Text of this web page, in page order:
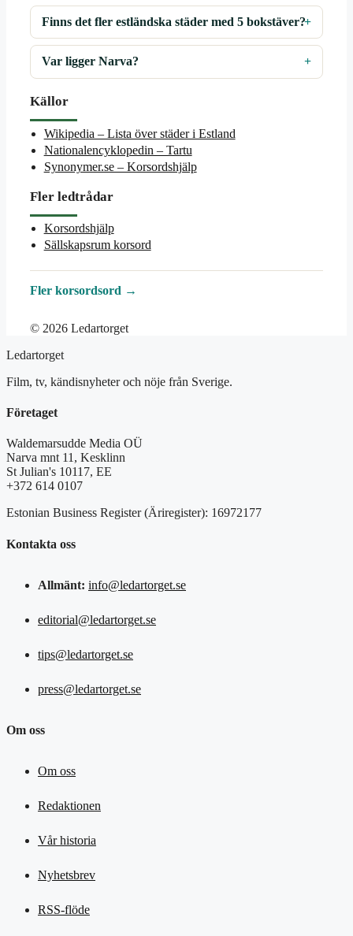
Finns det fler estländska städer med 5 bokstäver?
Var ligger Narva?
Källor
Wikipedia – Lista över städer i Estland
Nationalencyklopedin – Tartu
Synonymer.se – Korsordshjälp
Fler ledtrådar
Korsordshjälp
Sällskapsrum korsord
Fler korsordsord →
© 2026 Ledartorget
Ledartorget
Film, tv, kändisnyheter och nöje från Sverige.
Företaget
Waldemarsudde Media OÜ
Narva mnt 11, Kesklinn
St Julian's 10117, EE
+372 614 0107
Estonian Business Register (Äriregister): 16972177
Kontakta oss
Allmänt: info@ledartorget.se
editorial@ledartorget.se
tips@ledartorget.se
press@ledartorget.se
Om oss
Om oss
Redaktionen
Vår historia
Nyhetsbrev
RSS-flöde